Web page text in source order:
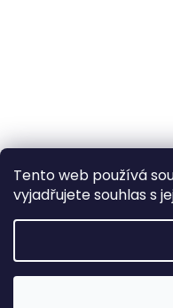
Tento web používá
vyjadřujete souhlas s